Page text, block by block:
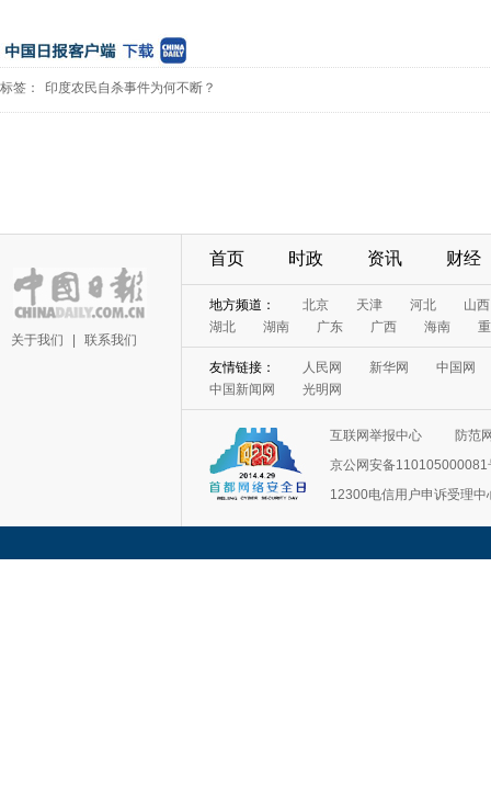
标签： 印度农民自杀事件为何不断？
关于我们 联系我们
首页 时政 资讯 财经
地方频道： 北京 天津 河北
山西
湖北
湖南 广东 广西 海南
友情链接： 人民网 新华网
中国网
中国新闻网
光明网
互联网举报中心
防范
京公网安备110105000081
12300电信用户申诉受理中